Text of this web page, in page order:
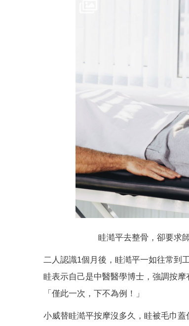
眭澔平去整骨，卻要求
二人認識1個月後，眭澔平一如往常到
眭表示自己是中醫醫學博士，強調按
「僅此一次，下不為例！」
小威替眭澔平按摩沒多久，眭被毛巾